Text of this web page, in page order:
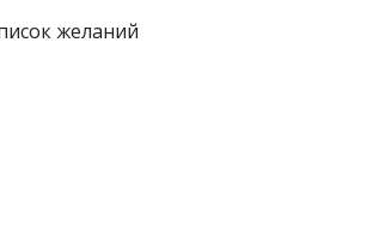
желаний